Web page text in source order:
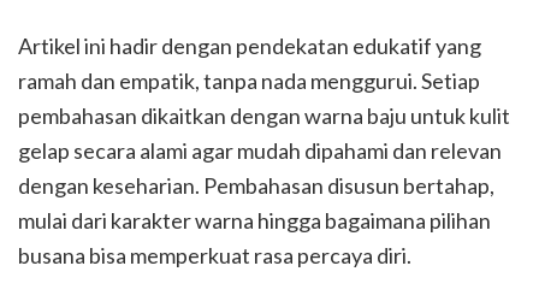
Artikel ini hadir dengan pendekatan edukatif yang
ramah dan empatik, tanpa nada menggurui. Setiap
pembahasan dikaitkan dengan warna baju untuk kulit
gelap secara alami agar mudah dipahami dan relevan
dengan keseharian. Pembahasan disusun bertahap,
mulai dari karakter warna hingga bagaimana pilihan
busana bisa memperkuat rasa percaya diri.